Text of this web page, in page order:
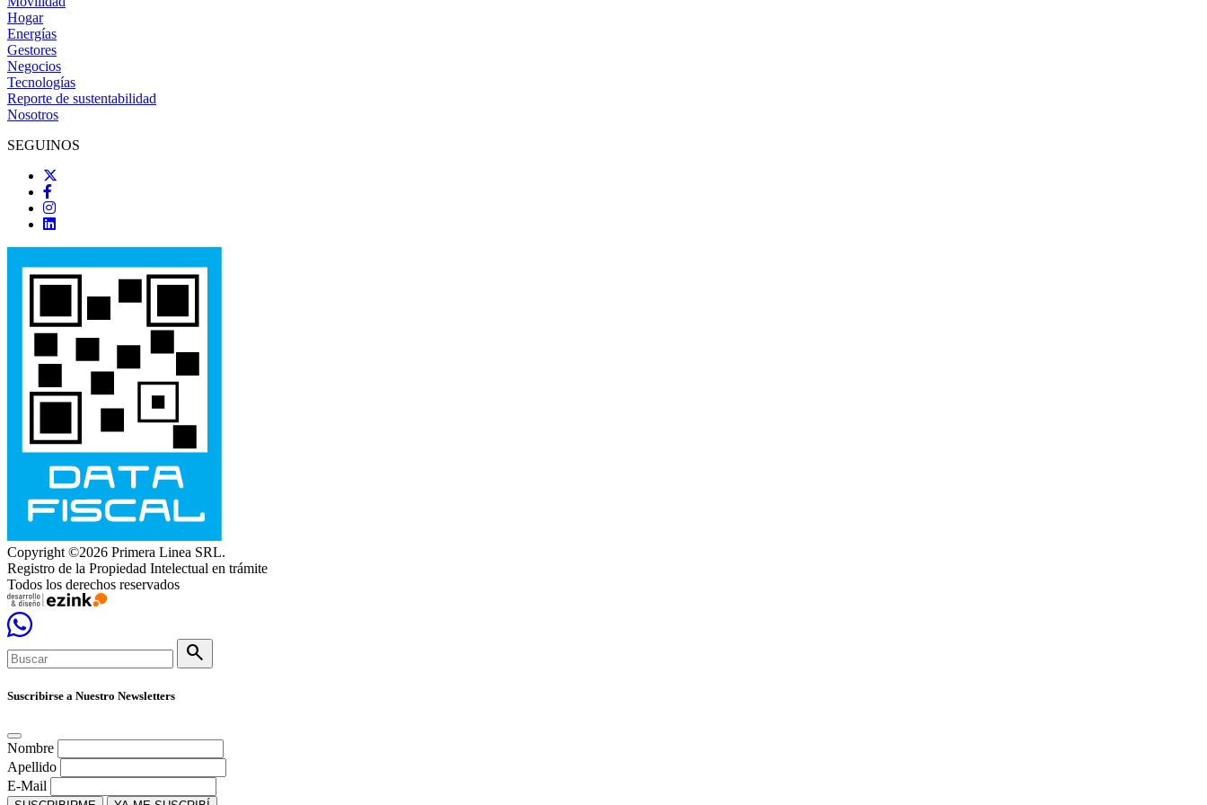
Hogar
Energías
Gestores
Negocios
Tecnologías
Reporte de sustentabilidad
Nosotros
SEGUINOS
Copyright ©2026 Primera Linea SRL.
Registro de la Propiedad Intelectual en trámite
Todos los derechos reservados
search
Suscribirse a Nuestro Newsletters
Nombre
Apellido
E-Mail